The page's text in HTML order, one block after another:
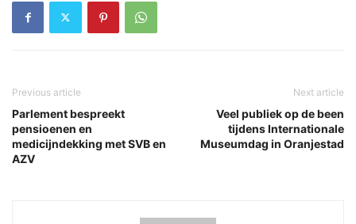
Previous article
Parlement bespreekt
pensioenen en
medicijndekking met SVB en
AZV
Next article
Veel publiek op de been
tijdens Internationale
Museumdag in Oranjestad